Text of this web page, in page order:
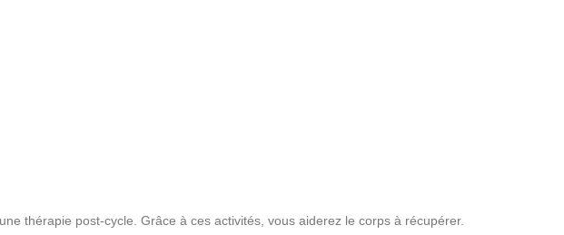
thérapie post-cycle. Grâce à ces activités, vous aiderez le corps à récupérer.